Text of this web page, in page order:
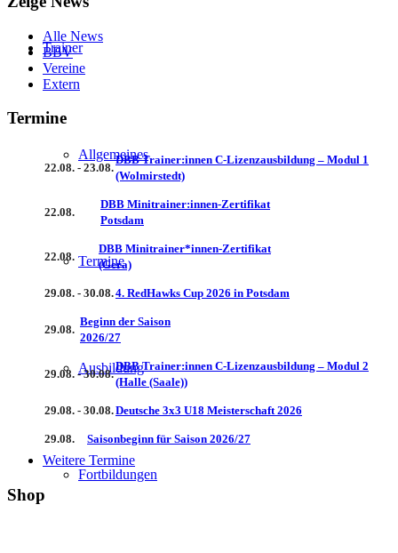
Trainer
Allgemeines
Termine
Ausbildung
Fortbildungen
Alle News
BBV
Vereine
Extern
Termine
22.08. - 23.08.
DBB Trainer:innen C-Lizenzausbildung – Modul 1
(Wolmirstedt)
22.08.
DBB Minitrainer:innen-Zertifikat
Potsdam
22.08.
DBB Minitrainer*innen-Zertifikat
(Gera)
29.08. - 30.08.4. RedHawks Cup 2026 in Potsdam
29.08.
Beginn der Saison
2026/27
29.08. - 30.08.
DBB Trainer:innen C-Lizenzausbildung – Modul 2
(Halle (Saale))
29.08. - 30.08.Deutsche 3x3 U18 Meisterschaft 2026
29.08. Saisonbeginn für Saison 2026/27
Weitere Termine
Shop